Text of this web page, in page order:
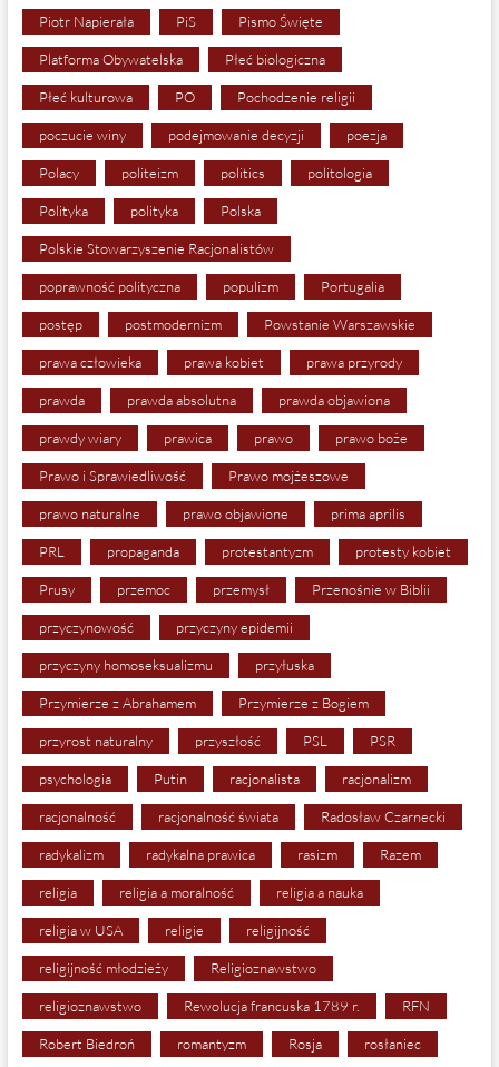
Piotr Napierała PiS Pismo Święte
Platforma Obywatelska Płeć biologiczna
Płeć kulturowa PO Pochodzenie religii
poczucie winy podejmowanie decyzji poezja
Polacy politeizm politics politologia
Polityka polityka Polska
Polskie Stowarzyszenie Racjonalistów
poprawność polityczna populizm Portugalia
postęp postmodernizm Powstanie Warszawskie
prawa człowieka prawa kobiet prawa przyrody
prawda prawda absolutna prawda objawiona
prawdy wiary prawica prawo prawo boże
Prawo i Sprawiedliwość Prawo mojżeszowe
prawo naturalne prawo objawione prima aprilis
PRL propaganda protestantyzm protesty kobiet
Prusy przemoc przemysł Przenośnie w Biblii
przyczynowość przyczyny epidemii
przyczyny homoseksualizmu przyłuska
Przymierze z Abrahamem Przymierze z Bogiem
przyrost naturalny przyszłość PSL PSR
psychologia Putin racjonalista racjonalizm
racjonalność racjonalność świata Radosław Czarnecki
radykalizm radykalna prawica rasizm Razem
religia religia a moralność religia a nauka
religia w USA religie religijność
religijność młodzieży Religioznawstwo
religioznawstwo Rewolucja francuska 1789 r. RFN
Robert Biedroń romantyzm Rosja rosłaniec